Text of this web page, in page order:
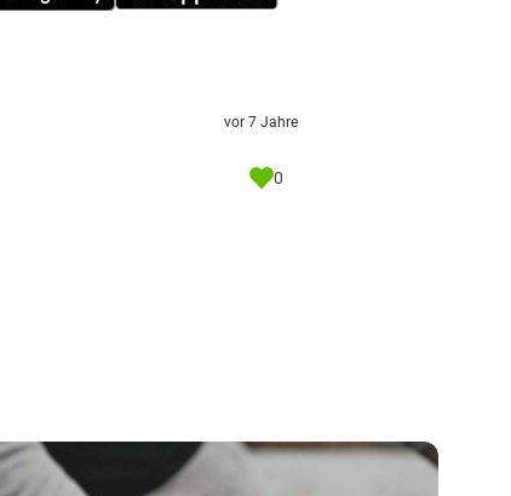
vor 7 Jahre
0